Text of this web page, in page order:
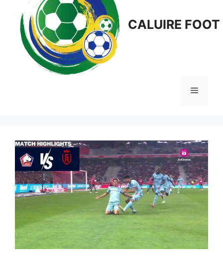
CALUIRE FOOT
Menu